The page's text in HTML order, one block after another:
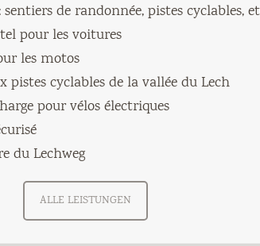
sentiers de randonnée, pistes cyclables,
pour les voitures
les motos
pistes cyclables de la vallée du Lech
pour vélos électriques
du Lechweg
ALLE LEISTUNGEN